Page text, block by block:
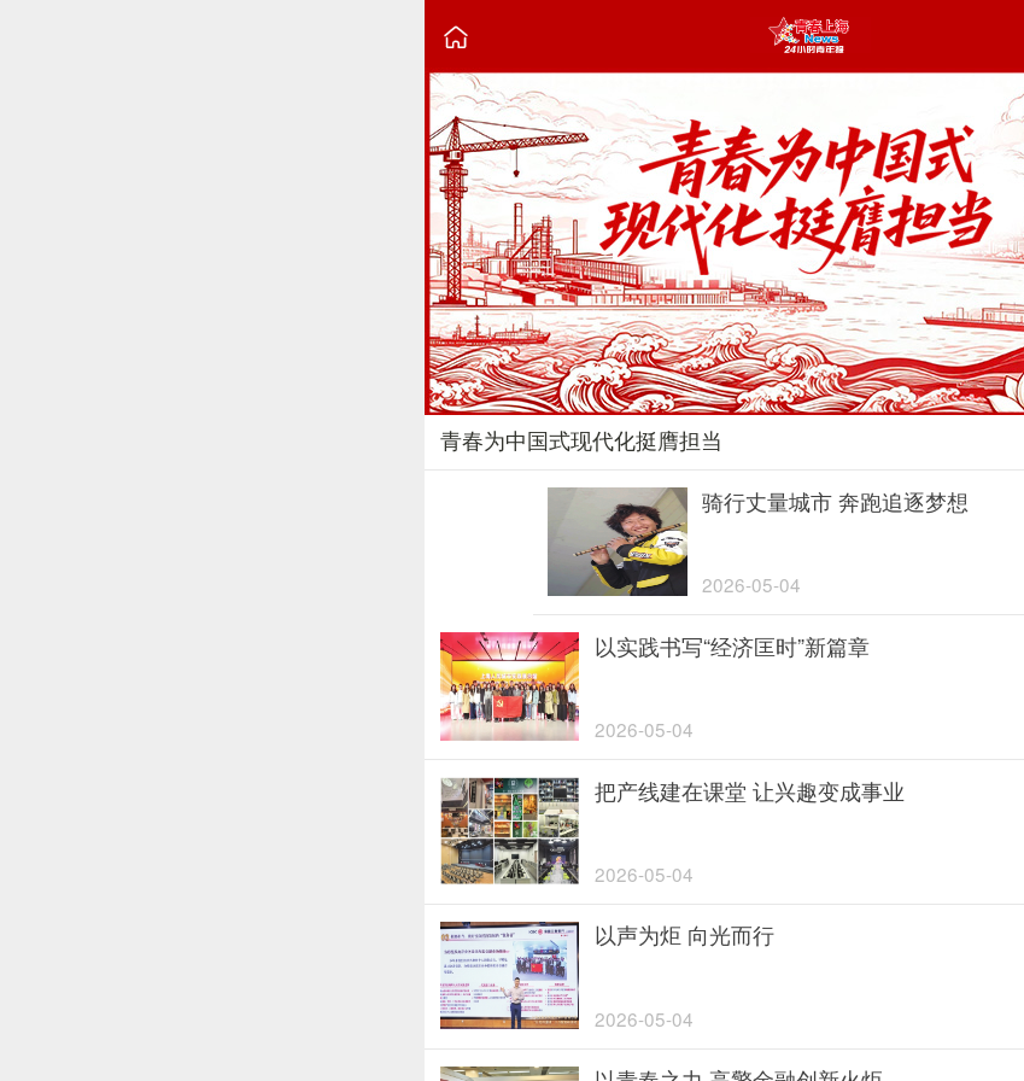

青春为中国式现代化挺膺担当
2026-04-25
骑行丈量城市 奔跑追逐梦想
2026-05-04
以实践书写“经济匡时”新篇章
2026-05-04
把产线建在课堂 让兴趣变成事业
2026-05-04
以声为炬 向光而行
2026-05-04